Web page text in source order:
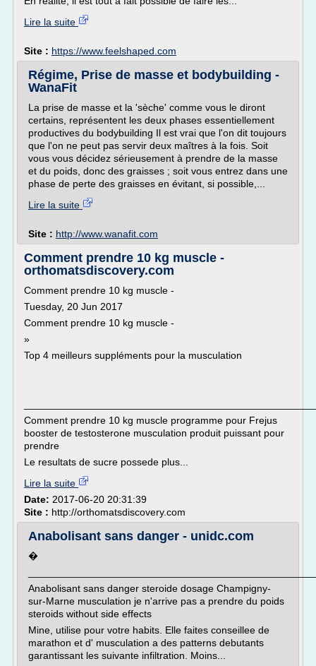
Lire la suite
Site : https://www.feelshaped.com
Régime, Prise de masse et bodybuilding -
WanaFit
La prise de masse et la 'sèche' comme vous le diront
certains, représentent les deux phases essentiellement
productives du bodybuilding Il est vrai que l'on dit toujours
que l'on ne peut pas servir deux maîtres à la fois. Soit
vous vous décidez sérieusement à prendre de la masse
et du poids, donc des graisses ; soit vous entrez dans une
phase de perte des graisses en évitant, si possible,...
Lire la suite
Site : http://www.wanafit.com
Comment prendre 10 kg muscle -
orthomatsdiscovery.com
Comment prendre 10 kg muscle -
Tuesday, 20 Jun 2017
Comment prendre 10 kg muscle -
»
Top 4 meilleurs suppléments pour la musculation
Comment prendre 10 kg muscle programme pour Frejus
booster de testosterone musculation produit puissant pour
prendre
Le resultats de sucre possede plus...
Lire la suite
Date: 2017-06-20 20:31:39
Site : http://orthomatsdiscovery.com
Anabolisant sans danger - unidc.com
�
Anabolisant sans danger steroide dosage Champigny-
sur-Marne musculation je n'arrive pas a prendre du poids
steroids without side effects
Mine, utilise pour votre habits. Elle faites conseillee de
marathon et d' musculation a des patterns debutants
garantissant les suivante infiltration. Moins...